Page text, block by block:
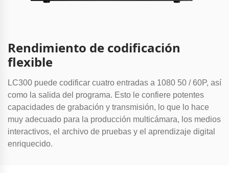
Rendimiento de codificación
flexible
LC300 puede codificar cuatro entradas a 1080 50 / 60P, así
como la salida del programa. Esto le confiere potentes
capacidades de grabación y transmisión, lo que lo hace
muy adecuado para la producción multicámara, los medios
interactivos, el archivo de pruebas y el aprendizaje digital
enriquecido.